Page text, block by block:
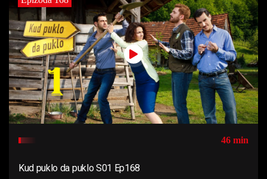
46 min
Kud puklo da puklo S01 Ep168